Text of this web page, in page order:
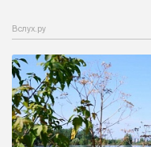
Вслух.ру